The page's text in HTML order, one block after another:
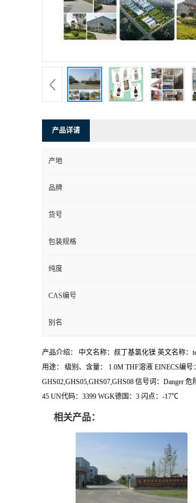
产品详请
产地
品牌
货号
包装规格
纯度
CAS编号
别名
产品介绍： 中文名称：叔丁基氯化镁 英文名称：
用途： 级别、含量： 1.0M THF溶液 EINECS编
GHS02,GHS05,GHS07,GHS08 信号词：Danger
45 UN代码：3399 WGK德国：3 闪点：-17℃
相关产品：